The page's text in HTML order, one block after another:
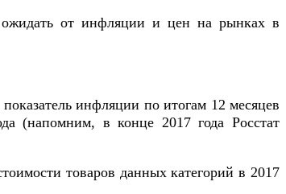
ожидать от инфляции и цен на рынках в
инфляции по итогам 12 месяцев
(напомним, в конце 2017 года Росстат
товаров данных категорий в 2017